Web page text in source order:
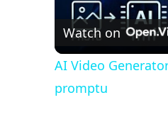
Watch on
AI Video
promptu